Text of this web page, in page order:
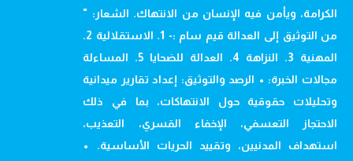
الكرامة، ويأمن فيه الإنسان من الانتهاك. الشعار: "
من التوثيق إلى العدالة قيم سام :- 1. الاستقلالية 2.
المهنية 3. النزاهة 4. العدالة للضحايا 5. المساءلة
مجالات الخبرة: • الرصد والتوثيق: إعداد تقارير ميدانية
وتحليلات حقوقية حول الانتهاكات، بما في ذلك
الاحتجاز التعسفي، الإخفاء القسري، التعذيب،
استهداف المدنيين، وتقييد الحريات الأساسية. •